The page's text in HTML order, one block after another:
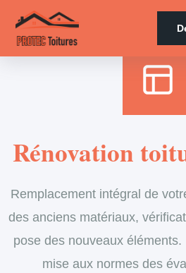
Rénovation
Remplacement intégral de
des anciens matériaux,
pose des nouveaux
mise aux normes des